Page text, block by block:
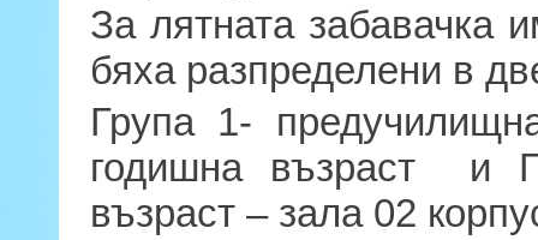
За лятната забавачка
бяха разпределени в
Група 1-
годишна възраст и
възраст – зала 02